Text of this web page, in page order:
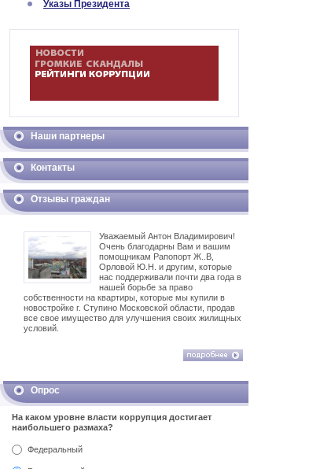
Указы Президента
Наши партнеры
Контакты
Отзывы граждан
Уважаемый Антон Владимирович!
Очень благодарны Вам и вашим
помощникам Рапопорт Ж..В,
Орловой Ю.Н. и другим, которые
нас поддерживали почти два года в
нашей борьбе за право
собственности на квартиры, которые мы купили в
новостройке г. Ступино Московской области, продав
все свое имущество для улучшения своих жилищных
условий.
Опрос
На каком уровне власти коррупция достигает
наибольшего размаха?
Федеральный